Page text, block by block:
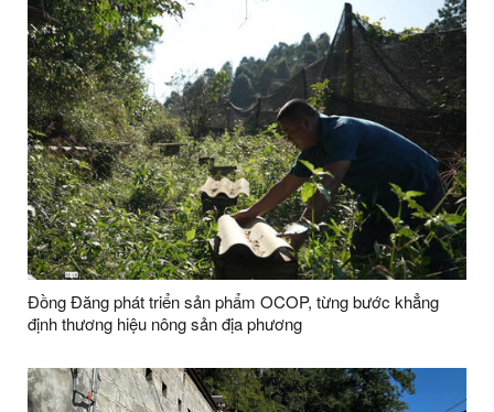
Đồng Đăng phát triển sản phẩm OCOP, từng bước khẳng
định thương hiệu nông sản địa phương